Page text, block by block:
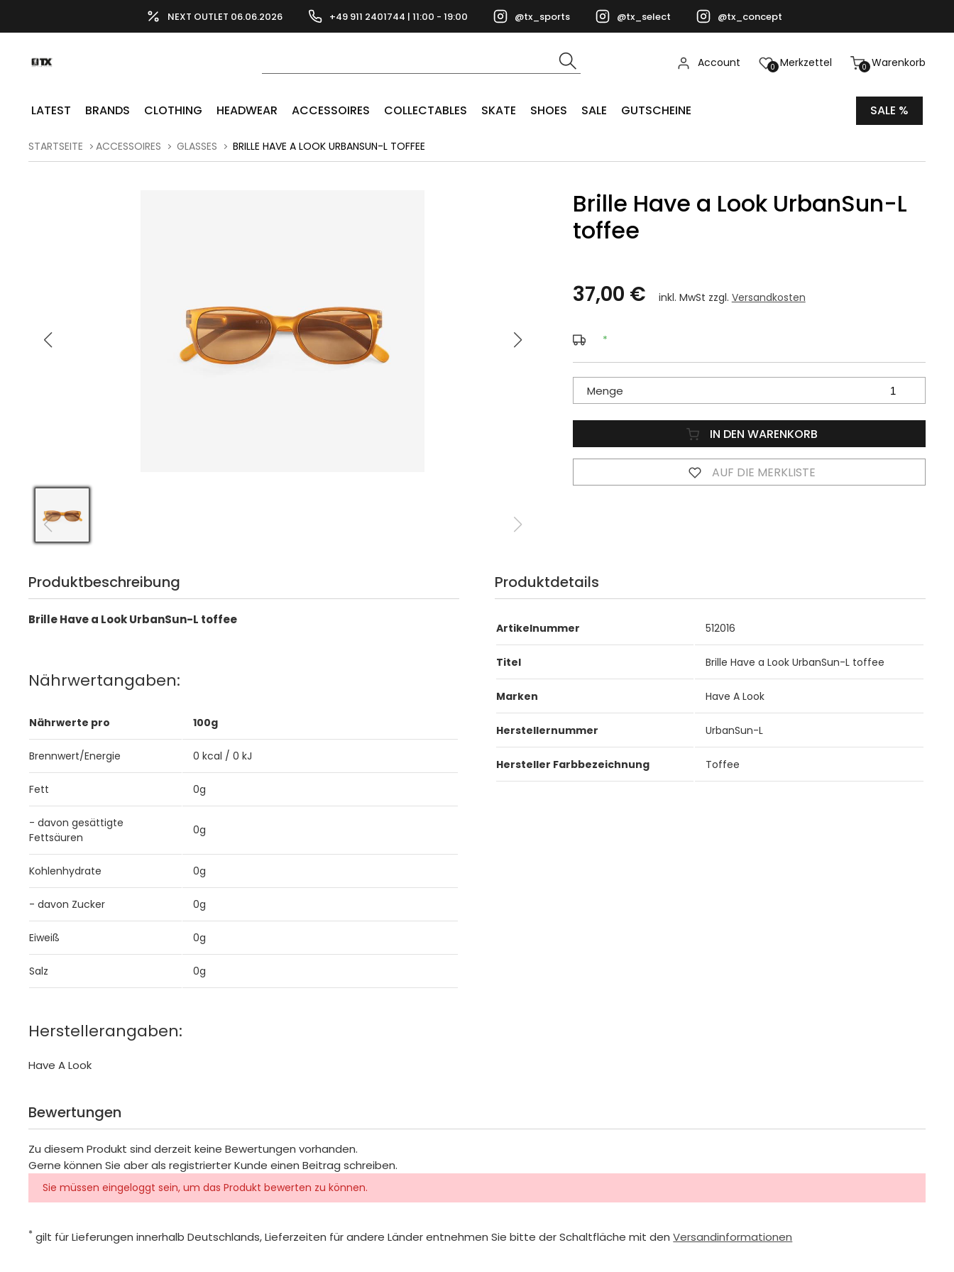
NEXT OUTLET 06.06.2026 +49 911 2401744 | 11:00 - 19:00 @tx_sports @tx_select @tx_concept
0 Warenkorb
0 Merkzettel
Account
LATEST BRANDS CLOTHING HEADWEAR ACCESSOIRES COLLECTABLES SKATE SHOES SALE GUTSCHEINE SALE %
STARTSEITE ACCESSOIRES GLASSES BRILLE HAVE A LOOK URBANSUN-L TOFFEE
Brille Have a Look UrbanSun-L
toffee
37,00 € inkl. MwSt zzgl. Versandkosten
*
Menge
IN DEN WARENKORB
AUF DIE MERKLISTE
Produktbeschreibung
Brille Have a Look UrbanSun-L toffee
Nährwertangaben:
Nährwerte pro 100g
Brennwert/Energie 0 kcal / 0 kJ
Fett 0g
- davon gesättigte
Fettsäuren
0g
Kohlenhydrate 0g
- davon Zucker 0g
Eiweiß 0g
Salz 0g
Herstellerangaben:
Have A Look
Produktdetails
Artikelnummer 512016
Titel Brille Have a Look UrbanSun-L toffee
Marken Have A Look
Herstellernummer UrbanSun-L
Hersteller Farbbezeichnung Toffee
Bewertungen
Zu diesem Produkt sind derzeit keine Bewertungen vorhanden.
Gerne können Sie aber als registrierter Kunde einen Beitrag schreiben.
Sie müssen eingeloggt sein, um das Produkt bewerten zu können.
* gilt für Lieferungen innerhalb Deutschlands, Lieferzeiten für andere Länder entnehmen Sie bitte der Schaltfläche mit denVersandinformationen